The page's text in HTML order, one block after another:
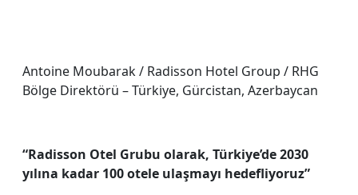
Antoine Moubarak / Radisson Hotel Group / RHG
Bölge Direktörü – Türkiye, Gürcistan, Azerbaycan
“Radisson Otel Grubu olarak, Türkiye’de 2030
yılına kadar 100 otele ulaşmayı hedefliyoruz”